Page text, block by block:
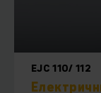
EJC 110/ 112